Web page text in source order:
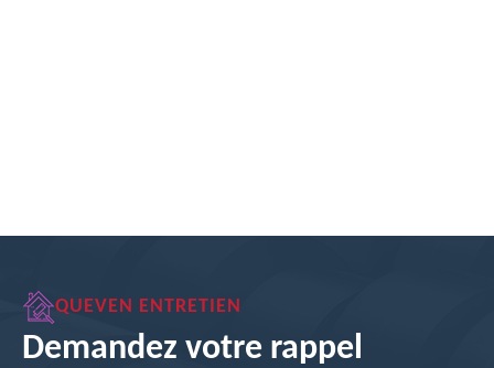
QUEVEN ENTRETIEN
Demandez votre rappel